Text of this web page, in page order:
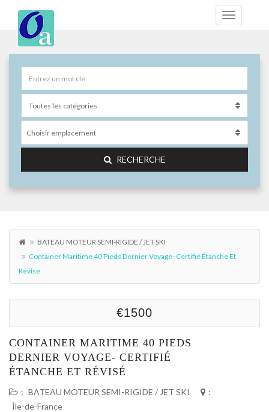
Choisir emplacement
RECHERCHE
BATEAU MOTEUR SEMI-RIGIDE / JET SKI
Container Maritime 40 Pieds Dernier Voyage- Certifié Étanche Et
Révisé
€1500
CONTAINER MARITIME 40 PIEDS
DERNIER VOYAGE- CERTIFIÉ
ÉTANCHE ET RÉVISÉ
: BATEAU MOTEUR SEMI-RIGIDE / JET SKI
:
Île-de-France